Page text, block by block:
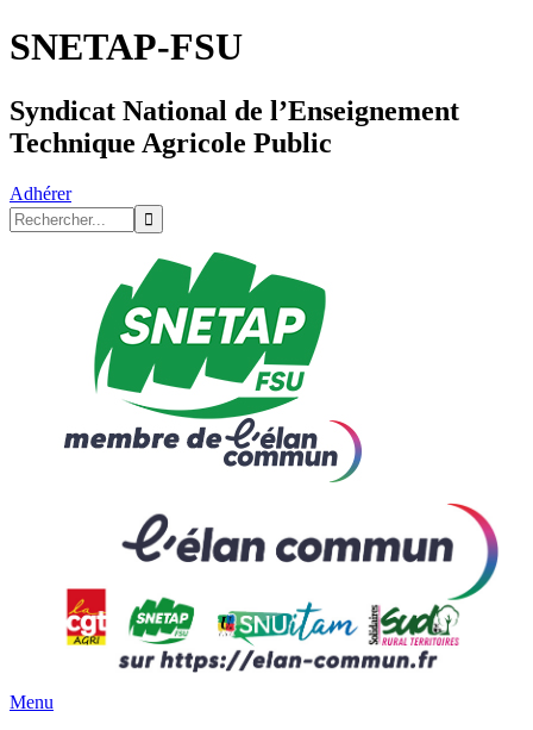
SNETAP-FSU
Syndicat National de l’Enseignement
Technique Agricole Public
Adhérer
Menu